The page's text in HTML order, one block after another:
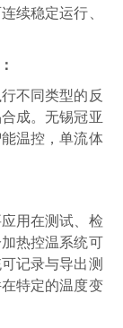
续稳定运行
行不同类型的反
成。无锡冠亚
温控，单流体
用在测试、检
热控温系统可
记录与导出测
特定的温度变